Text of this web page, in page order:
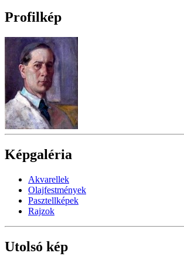
Profilkép
Képgaléria
Akvarellek
Olajfestmények
Pasztellképek
Rajzok
Utolsó kép